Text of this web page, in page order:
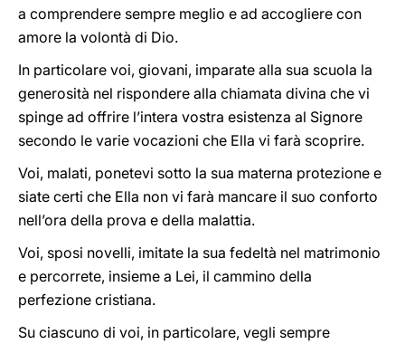
a comprendere sempre meglio e ad accogliere con
amore la volontà di Dio.
In particolare voi, giovani, imparate alla sua scuola la
generosità nel rispondere alla chiamata divina che vi
spinge ad offrire l’intera vostra esistenza al Signore
secondo le varie vocazioni che Ella vi farà scoprire.
Voi, malati, ponetevi sotto la sua materna protezione e
siate certi che Ella non vi farà mancare il suo conforto
nell’ora della prova e della malattia.
Voi, sposi novelli, imitate la sua fedeltà nel matrimonio
e percorrete, insieme a Lei, il cammino della
perfezione cristiana.
Su ciascuno di voi, in particolare, vegli sempre